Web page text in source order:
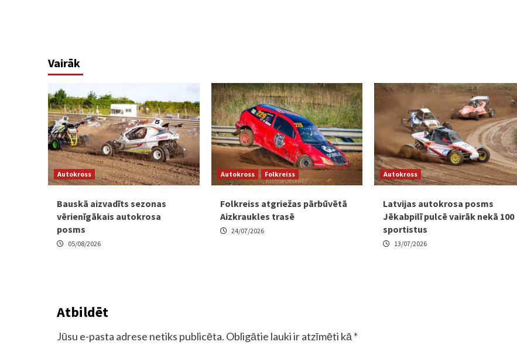
Vairāk
Autokross
Bauskā aizvadīts sezonas
vērienīgākais autokrosa
posms
05/08/2026
Autokross Folkreiss
Folkreiss atgriežas pārbūvētā
Aizkraukles trasē
24/07/2026
Autokross
Latvijas autokrosa posms
Jēkabpilī pulcē vairāk nekā 100
sportistus
13/07/2026
Atbildēt
Jūsu e-pasta adrese netiks publicēta. Obligātie lauki ir atzīmēti kā *